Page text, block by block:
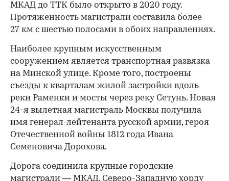
МКАД до ТТК было открыто в 2020 году.
Протяженность магистрали составила более
27 км с шестью полосами в обоих направлениях.
Наиболее крупным искусственным
сооружением является транспортная развязка
на Минской улице. Кроме того, построены
съезды к кварталам жилой застройки вдоль
реки Раменки и мосты через реку Сетунь. Новая
24-я вылетная магистраль Москвы получила
имя генерал-лейтенанта русской армии, героя
Отечественной войны 1812 года Ивана
Семеновича Дорохова.
Дорога соединила крупные городские
магистрали — МКАД, Северо-Западную хорду